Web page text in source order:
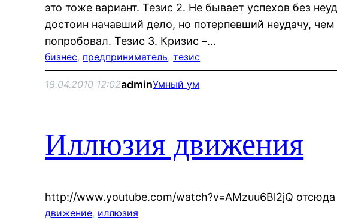
это тоже вариант. Тезис 2. Не бывает успехов без
достоин начавший дело, но потерпевший неудачу, чем
попробовал. Тезис 3. Кризис –…
бизнес, предприниматель, тезис
18.04.2010 12:02adminУмный ум
Иллюзия движения
http://www.youtube.com/watch?v=AMzuu6Bl2jQ отсюда
движение, иллюзия